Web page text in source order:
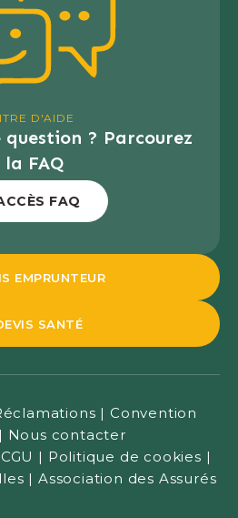
D'AIDE
question ? Parcourez
la FAQ
FAQ
EMPRUNTEUR
SANTÉ
| Convention
| Nous contacter
CGU | Politique de cookies |
| Association des Assurés